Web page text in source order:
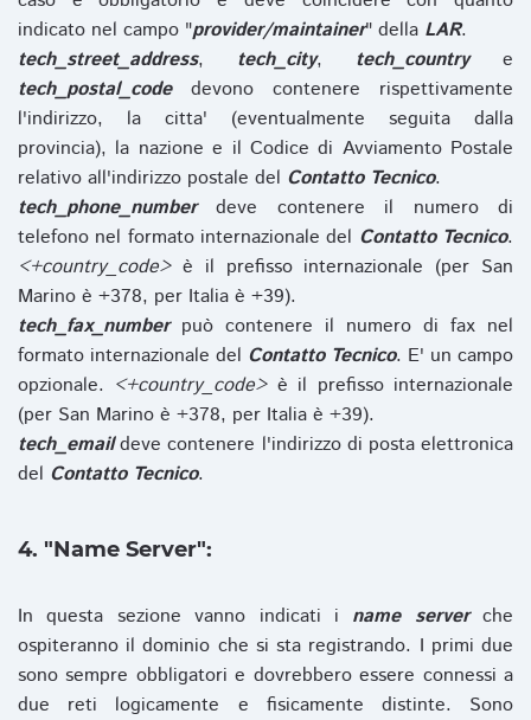
indicato nel campo "provider/maintainer" della LAR.
tech_street_address, tech_city, tech_countrye
tech_postal_codedevono contenere rispettivamente
l'indirizzo, la citta' (eventualmente seguita dalla
provincia), la nazione e il Codice di Avviamento Postale
relativo all'indirizzo postale del Contatto Tecnico.
tech_phone_numberdeve contenere il numero di
telefono nel formato internazionale del Contatto Tecnico.
<+country_code>è il prefisso internazionale (per San
Marino è +378, per Italia è +39).
tech_fax_numberpuò contenere il numero di fax nel
formato internazionale del Contatto Tecnico. E' un campo
opzionale. <+country_code>è il prefisso internazionale
(per San Marino è +378, per Italia è +39).
tech_emaildeve contenere l'indirizzo di posta elettronica
del Contatto Tecnico.
4. "Name Server":
In questa sezione vanno indicati i name serverche
ospiteranno il dominio che si sta registrando. I primi due
sono sempre obbligatori e dovrebbero essere connessi a
due reti logicamente e fisicamente distinte. Sono